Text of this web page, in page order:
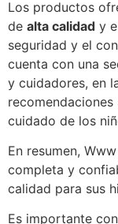
Los productos
de alta calidad y
seguridad y el
cuenta con una
y cuidadores, en
cuidado de los
En resumen,
completa y
calidad para sus
Es importante